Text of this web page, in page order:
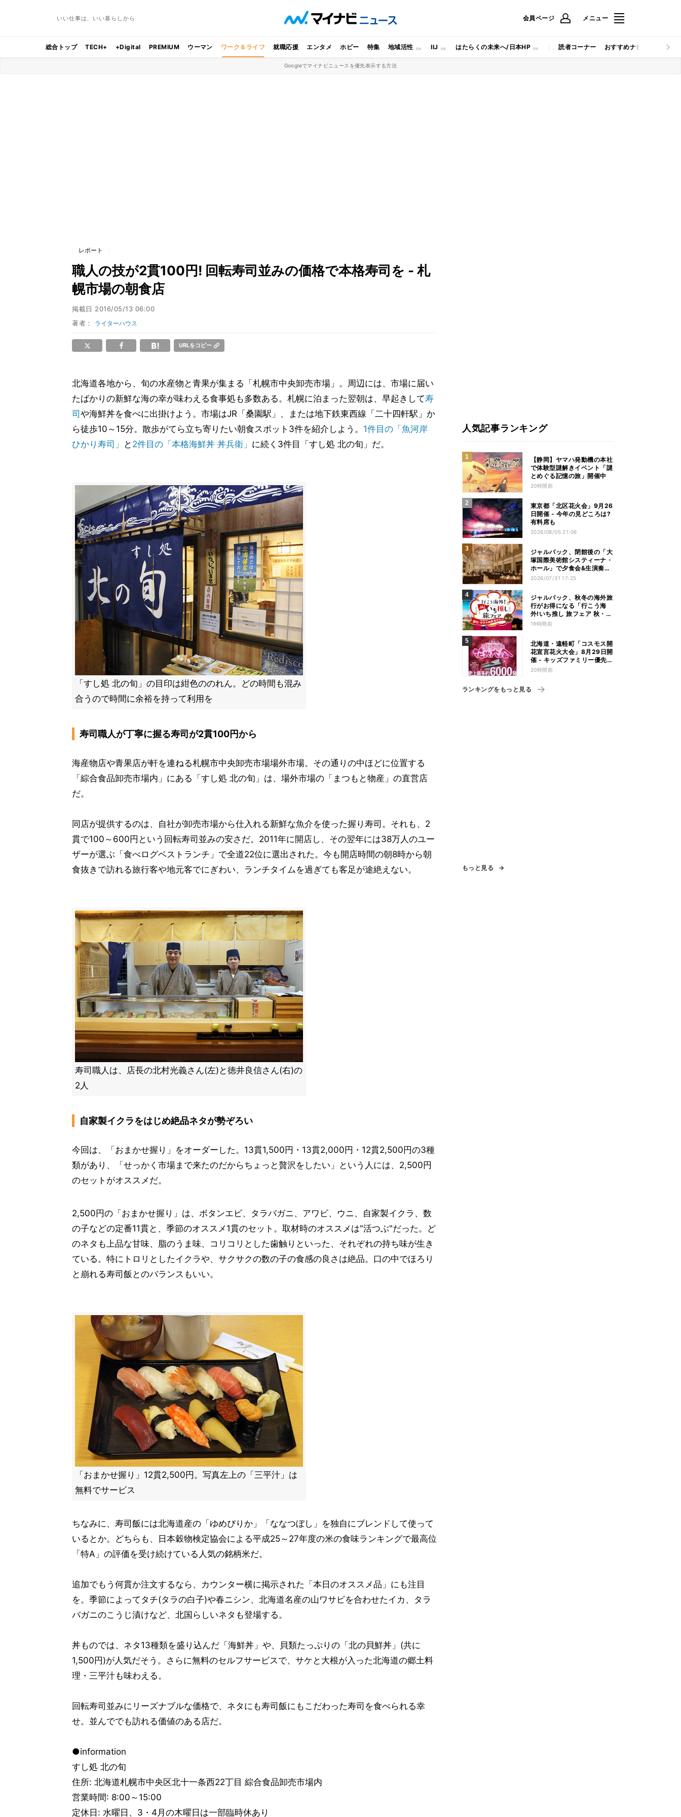
いい仕事は、いい暮らしから 会員ページ メニュー
総合トップ TECH+ +Digital PREMIUM ウーマン ワーク＆ライフ 就職応援 エンタメ ホビー 特集 地域活性 IIJ はたらくの未来へ/日本HP 読者コーナー おすすめナビ マイナビ
Googleでマイナビニュースを優先表示する方法
レポート
職人の技が2貫100円! 回転寿司並みの価格で本格寿司を - 札
幌市場の朝食店
掲載日 2016/05/13 06:00
著者： ライターハウス
URLをコピー
北海道各地から、旬の水産物と青果が集まる「札幌市中央卸売市場」。周辺には、市場に届い
たばかりの新鮮な海の幸が味わえる食事処も多数ある。札幌に泊まった翌朝は、早起きして寿
司 や海鮮丼を食べに出掛けよう。市場はJR「桑園駅」、または地下鉄東西線「二十四軒駅」か
ら徒歩10～15分。散歩がてら立ち寄りたい朝食スポット3件を紹介しよう。 1件目の「魚河岸
ひかり寿司」
と 2件目の「本格海鮮丼 丼兵衛」 に続く3件目「すし処 北の旬」だ。
「すし処 北の旬」の目印は紺色ののれん。どの時間も混み
合うので時間に余裕を持って利用を
寿司職人が丁寧に握る寿司が2貫100円から
海産物店や青果店が軒を連ねる札幌市中央卸売市場場外市場。その通りの中ほどに位置する
「綜合食品卸売市場内」にある「すし処 北の旬」は、場外市場の「まつもと物産」の直営店
だ。
同店が提供するのは、自社が卸売市場から仕入れる新鮮な魚介を使った握り寿司。それも、2
貫で100～600円という回転寿司並みの安さだ。2011年に開店し、その翌年には38万人のユー
ザーが選ぶ「食べログベストランチ」で全道22位に選出された。今も開店時間の朝8時から朝
食抜きで訪れる旅行客や地元客でにぎわい、ランチタイムを過ぎても客足が途絶えない。
寿司職人は、店長の北村光義さん(左)と徳井良信さん(右)の
2人
自家製イクラをはじめ絶品ネタが勢ぞろい
今回は、「おまかせ握り」をオーダーした。13貫1,500円・13貫2,000円・12貫2,500円の3種
類があり、「せっかく市場まで来たのだからちょっと贅沢をしたい」という人には、2,500円
のセットがオススメだ。
2,500円の「おまかせ握り」は、ボタンエビ、タラバガニ、アワビ、ウニ、自家製イクラ、数
の子などの定番11貫と、季節のオススメ1貫のセット。取材時のオススメは"活つぶ"だった。ど
のネタも上品な甘味、脂のうま味、コリコリとした歯触りといった、それぞれの持ち味が生き
ている。特にトロリとしたイクラや、サクサクの数の子の食感の良さは絶品。口の中でほろり
と崩れる寿司飯とのバランスもいい。
「おまかせ握り」12貫2,500円。写真左上の「三平汁」は
無料でサービス
ちなみに、寿司飯には北海道産の「ゆめぴりか」「ななつぼし」を独自にブレンドして使って
いるとか。どちらも、日本穀物検定協会による平成25～27年度の米の食味ランキングで最高位
「特A」の評価を受け続けている人気の銘柄米だ。
追加でもう何貫か注文するなら、カウンター横に掲示された「本日のオススメ品」にも注目
を。季節によってタチ(タラの白子)や春ニシン、北海道名産の山ワサビを合わせたイカ、タラ
バガニのこうじ漬けなど、北国らしいネタも登場する。
丼ものでは、ネタ13種類を盛り込んだ「海鮮丼」や、貝類たっぷりの「北の貝鮮丼」(共に
1,500円)が人気だそう。さらに無料のセルフサービスで、サケと大根が入った北海道の郷土料
理・三平汁も味わえる。
回転寿司並みにリーズナブルな価格で、ネタにも寿司飯にもこだわった寿司を食べられる幸
せ。並んででも訪れる価値のある店だ。
●information
すし処 北の旬
住所: 北海道札幌市中央区北十一条西22丁目 綜合食品卸売市場内
営業時間: 8:00～15:00
定休日: 水曜日、3・4月の木曜日は一部臨時休あり
人気記事ランキング
【静岡】ヤマハ発動機の本社
で体験型謎解きイベント「謎
とめぐる記憶の旅」開催中
20時間前
東京都「北区花火会」9月26
日開催 - 今年の見どころは?
有料席も
2026/08/05 21:06
ジャルパック、閉館後の「大
塚国際美術館システィーナ・
ホール」で夕食会&生演奏を
楽しむツアーを販売 – 徳島を
2026/07/31 17:25
ジャルパック、秋冬の海外旅
行がお得になる「行こう海
外!いち推し 旅フェア 秋・冬
編」フェアを開催
19時間前
北海道・遠軽町「コスモス開
花宣言花火大会」8月29日開
催 - キッズファミリー優先観
覧エリアも新設
20時間前
ランキングをもっと見る
もっと見る